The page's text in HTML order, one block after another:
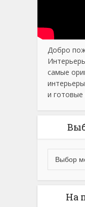
Добро
самые
и готовые
На